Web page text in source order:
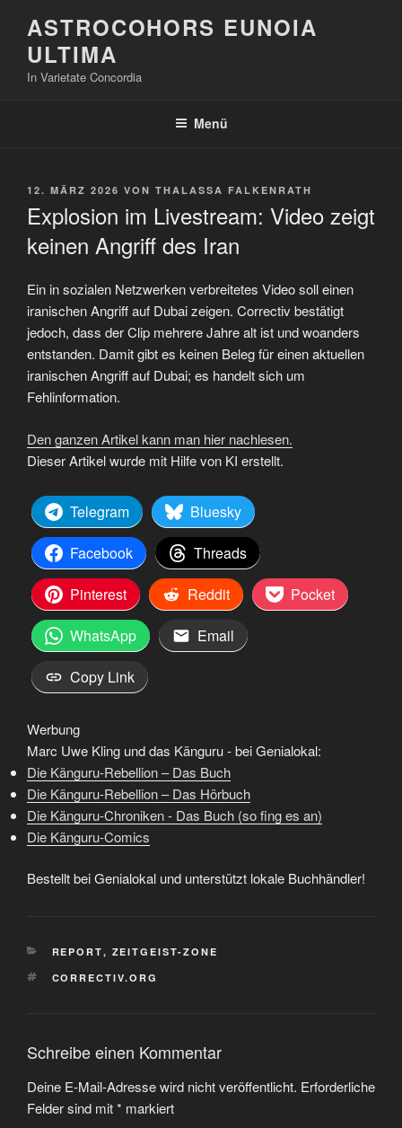
Inhalt
springen
ASTROCOHORS EUNOIA
ULTIMA
In Varietate Concordia
Menü
VERÖFFENTLICHT
12. MÄRZ 2026 VON THALASSA FALKENRATH
Explosion im Livestream: Video zeigt
keinen Angriff des Iran
Ein in sozialen Netzwerken verbreitetes Video soll einen
iranischen Angriff auf Dubai zeigen. Correctiv bestätigt
jedoch, dass der Clip mehrere Jahre alt ist und woanders
entstanden. Damit gibt es keinen Beleg für einen aktuellen
iranischen Angriff auf Dubai; es handelt sich um
Fehlinformation.
Den ganzen Artikel kann man hier nachlesen.
Dieser Artikel wurde mit Hilfe von KI erstellt.
Telegram
Bluesky
Facebook
Threads
Pinterest
Reddit
Pocket
WhatsApp
Email
Copy Link
Werbung
Marc Uwe Kling und das Känguru - bei Genialokal:
Die Känguru-Rebellion – Das Buch
Die Känguru-Rebellion – Das Hörbuch
Die Känguru-Chroniken - Das Buch (so fing es an)
Die Känguru-Comics
Bestellt bei Genialokal und unterstützt lokale Buchhändler!
KATEGORIEN
REPORT, ZEITGEIST-ZONE
SCHLAGWÖRTER
CORRECTIV.ORG
Schreibe einen Kommentar
Deine E-Mail-Adresse wird nicht veröffentlicht. Erforderliche
Felder sind mit* markiert